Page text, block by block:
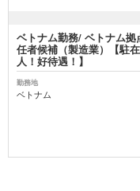
ベトナム勤務/ ベトナム拠
任者候補（製造業）【駐
人！好待遇！】
勤務地
ベトナム